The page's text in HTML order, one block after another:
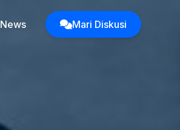
News Mari Diskusi